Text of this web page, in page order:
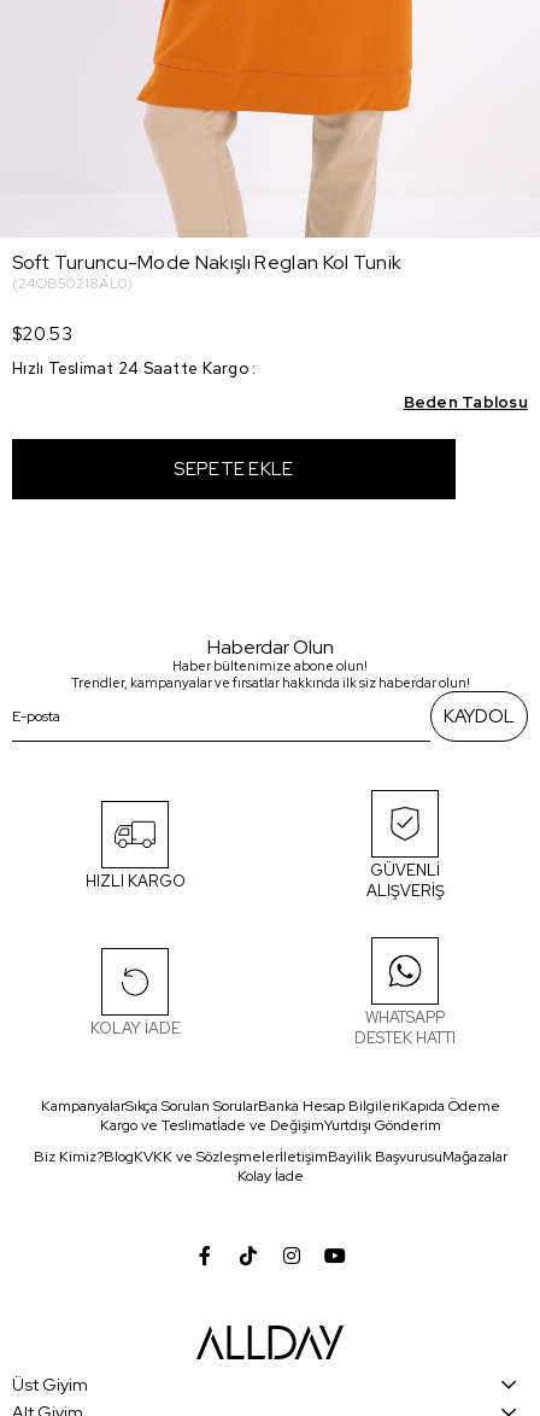
Soft Turuncu-Mode Nakışlı Reglan Kol Tunik
(24OB50218AL0)
$20.53
Hızlı Teslimat 24 Saatte Kargo :
Beden Tablosu
Haberdar Olun
Haber bültenimize abone olun!
Trendler, kampanyalar ve fırsatlar hakkında ilk siz haberdar olun!
KAYDOL
HIZLI KARGO
GÜVENLİ
ALIŞVERİŞ
KOLAY İADE
WHATSAPP
DESTEK HATTI
KampanyalarSıkça Sorulan SorularBanka Hesap BilgileriKapıda Ödeme
Kargo ve Teslimatİade ve DeğişimYurtdışı Gönderim
Biz Kimiz?BlogKVKK ve SözleşmelerİletişimBayilik BaşvurusuMağazalar
Kolay İade
Üst Giyim